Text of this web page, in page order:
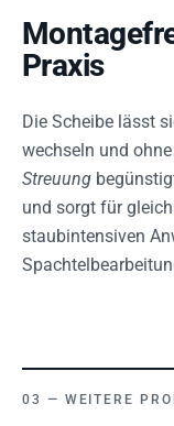
Praxis
Die Scheibe lässt
wechseln und
Streuung
und sorgt für
staubintensiven
WEITERE